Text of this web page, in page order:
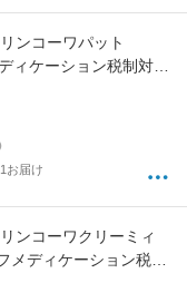
ンコーワパット
ケーション税制対象
和
お届け
ンコーワクリーミィ
ディケーション税制